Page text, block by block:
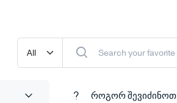
როგორ შევიძინოთ